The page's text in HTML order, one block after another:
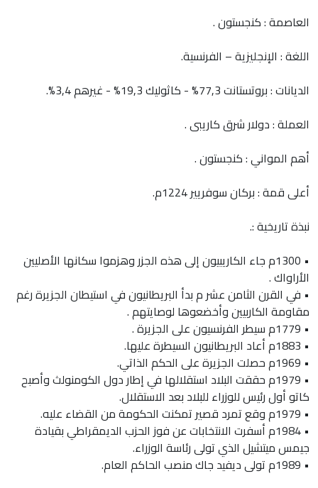
العاصمة : كنجستون .
اللغة : الإنجليزية – الفرنسية.
الديانات : بروتستانت 77,3% - كاثوليك 19,3% - غيرهم 3,4%.
العملة : دولار شرق كاريبى .
أهم المواني : كنجستون .
أعلى قمة : بركان سوفريير 1224م.
نبذة تاريخية :.
• 1300م جاء الكاريبيون إلى هذه الجزر وهزموا سكانها الأصليين
الأراواك .
• في القرن الثامن عشر م بدأ البريطانيون في استيطان الجزيرة رغم
مقاومة الكاربيين وأخضعوها لوصايتهم .
• 1779م سيطر الفرنسيون على الجزيرة .
• 1883م أعاد البريطانيون السيطرة عليها.
• 1969م حصلت الجزيرة على الحكم الذاتي.
• 1979م حققت البلاد استقلالها في إطار دول الكومنولث وأصبح
كاتو أول رئيس للوزراء للبلاد بعد الاستقلال.
• 1979م وقع تمرد قصير تمكنت الحكومة من القضاء عليه.
• 1984م أسفرت الانتخابات عن فوز الحزب الديمقراطي بقيادة
جيمس ميتشيل الذي تولى رئاسة الوزراء.
• 1989م تولى ديفيد جاك منصب الحاكم العام.